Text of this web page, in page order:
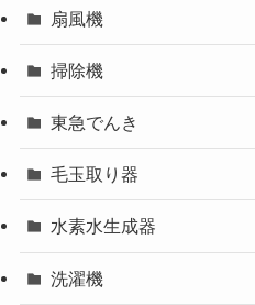
扇風機
掃除機
東急でんき
毛玉取り器
水素水生成器
洗濯機